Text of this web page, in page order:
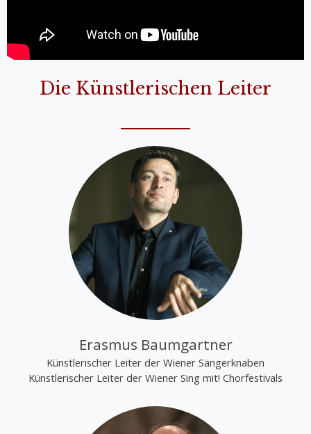
Die Künstlerischen Leiter
Erasmus Baumgartner
Künstlerischer Leiter der Wiener Sängerknaben
Künstlerischer Leiter der Wiener Sing mit! Chorfestivals